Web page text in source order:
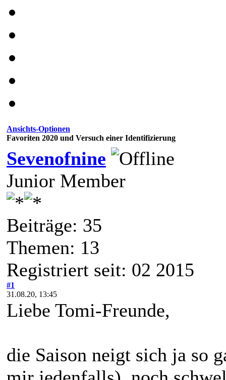
Ansichts-Optionen
Favoriten 2020 und Versuch einer Identifizierung
Sevenofnine
Junior Member
Beiträge: 35
Themen: 13
Registriert seit: 02 2015
#1
31.08.20, 13:45
Liebe Tomi-Freunde,
die Saison neigt sich ja so